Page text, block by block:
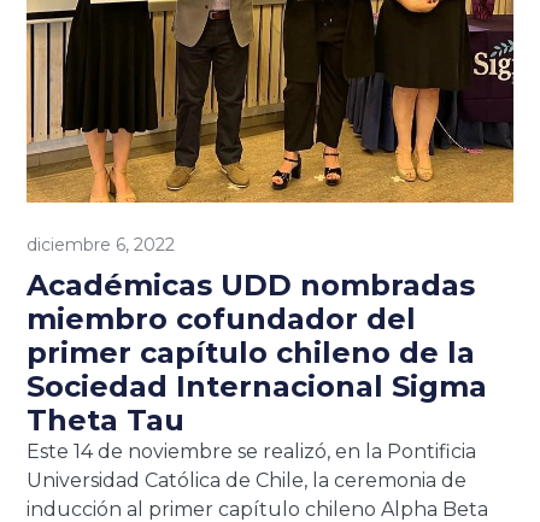
diciembre 6, 2022
Académicas UDD nombradas
miembro cofundador del
primer capítulo chileno de la
Sociedad Internacional Sigma
Theta Tau
Este 14 de noviembre se realizó, en la Pontificia
Universidad Católica de Chile, la ceremonia de
inducción al primer capítulo chileno Alpha Beta